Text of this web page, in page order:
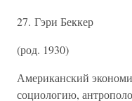
27. Гэри Беккер
(род. 1930)
Американский
социологию,